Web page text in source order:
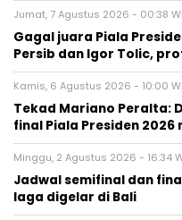
Jumat, 7 Agustus 2026 - 00:38
Gagal juara Piala
Persib dan Igor Tolic,
Kamis, 6 Agustus 2026 - 10:00
Tekad Mariano Peralta:
final Piala Presiden 2026
Minggu, 2 Agustus 2026 - 16:34
Jadwal semifinal dan
laga digelar di Bali